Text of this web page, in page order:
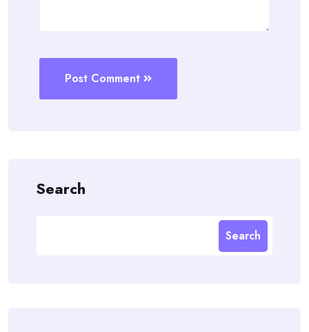
Post Comment
Search
Search